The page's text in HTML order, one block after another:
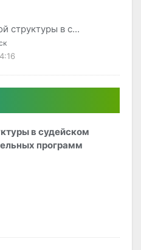
структуры в с...
в судейском
программ